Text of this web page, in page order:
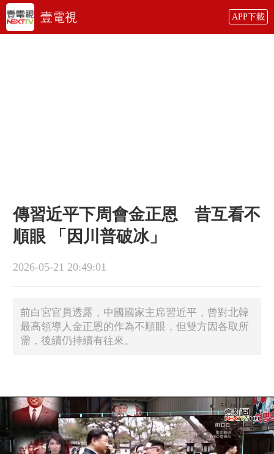
壹電視 APP下載
傳習近平下周會金正恩 昔互看不
順眼 「因川普破冰」
2026-05-21 20:49:01
前白宮官員透露，中國國家主席習近平，曾對北韓
最高領導人金正恩的作為不順眼，但雙方因各取所
需，後續仍持續有往來。